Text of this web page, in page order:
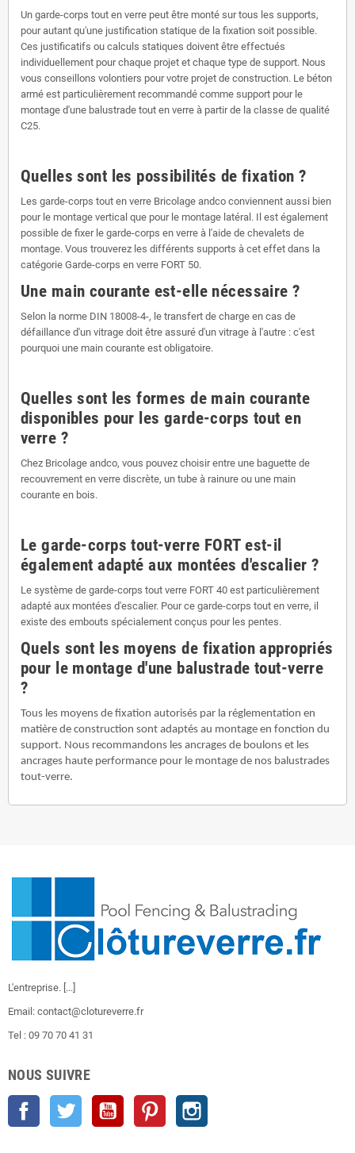
Un garde-corps tout en verre peut être monté sur tous les supports,
pour autant qu'une justification statique de la fixation soit possible.
Ces justificatifs ou calculs statiques doivent être effectués
individuellement pour chaque projet et chaque type de support. Nous
vous conseillons volontiers pour votre projet de construction. Le béton
armé est particulièrement recommandé comme support pour le
montage d'une balustrade tout en verre à partir de la classe de qualité
C25.
Quelles sont les possibilités de fixation ?
Les garde-corps tout en verre Bricolage andco conviennent aussi bien
pour le montage vertical que pour le montage latéral. Il est également
possible de fixer le garde-corps en verre à l'aide de chevalets de
montage. Vous trouverez les différents supports à cet effet dans la
catégorie Garde-corps en verre FORT 50.
Une main courante est-elle nécessaire ?
Selon la norme DIN 18008-4-, le transfert de charge en cas de
défaillance d'un vitrage doit être assuré d'un vitrage à l'autre : c'est
pourquoi une main courante est obligatoire.
Quelles sont les formes de main courante
disponibles pour les garde-corps tout en
verre ?
Chez Bricolage andco, vous pouvez choisir entre une baguette de
recouvrement en verre discrète, un tube à rainure ou une main
courante en bois.
Le garde-corps tout-verre FORT est-il
également adapté aux montées d'escalier ?
Le système de garde-corps tout verre FORT 40 est particulièrement
adapté aux montées d'escalier. Pour ce garde-corps tout en verre, il
existe des embouts spécialement conçus pour les pentes.
Quels sont les moyens de fixation appropriés
pour le montage d'une balustrade tout-verre
?
Tous les moyens de fixation autorisés par la réglementation en
matière de construction sont adaptés au montage en fonction du
support. Nous recommandons les ancrages de boulons et les
ancrages haute performance pour le montage de nos balustrades
tout-verre.
L'entreprise. [...]
Email: contact@clotureverre.fr
Tel : 09 70 70 41 31
NOUS SUIVRE
Facebook Twitter YouTube Pinterest